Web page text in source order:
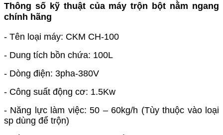
Thông số kỹ thuật của máy trộn bột nằm ngang
chính hãng
- Tên loại máy: CKM CH-100
- Dung tích bồn chứa: 100L
- Dòng điện: 3pha-380V
- Công suất động cơ: 1.5Kw
- Năng lực làm việc: 50 – 60kg/h (Tùy thuộc vào loại
sp dùng để trộn)